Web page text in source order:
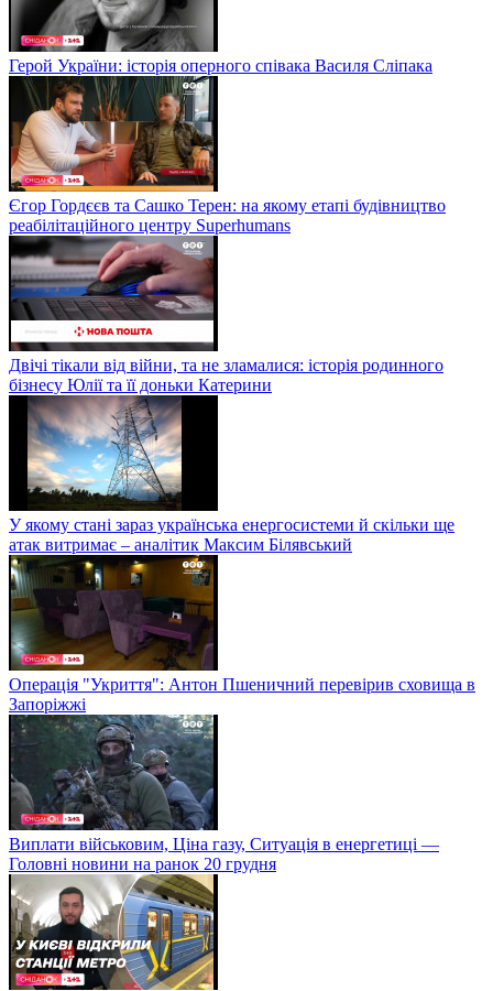
Герой України: історія оперного співака Василя Сліпака
Єгор Гордєєв та Сашко Терен: на якому етапі будівництво
реабілітаційного центру Superhumans
Двічі тікали від війни, та не зламалися: історія родинного
бізнесу Юлії та її доньки Катерини
У якому стані зараз українська енергосистеми й скільки ще
атак витримає – аналітик Максим Білявський
Операція "Укриття": Антон Пшеничний перевірив сховища в
Запоріжжі
Виплати військовим, Ціна газу, Ситуація в енергетиці —
Головні новини на ранок 20 грудня